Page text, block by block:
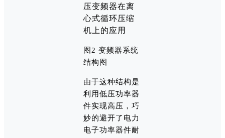
图2 变频器系统
结构图
由于这种结构是
利用低压功率器
件实现高压，巧
妙的避开了电力
电子功率器件耐